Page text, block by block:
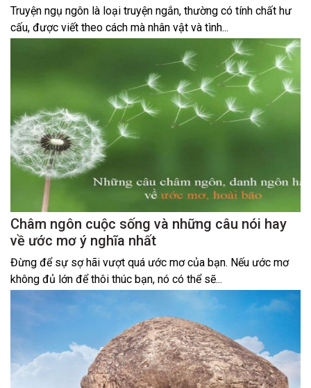
Truyện ngụ ngôn là loại truyện ngắn, thường có tính chất hư
cấu, được viết theo cách mà nhân vật và tình...
Châm ngôn cuộc sống và những câu nói hay
về ước mơ ý nghĩa nhất
Đừng để sự sợ hãi vượt quá ước mơ của bạn. Nếu ước mơ
không đủ lớn để thôi thúc bạn, nó có thể sẽ...